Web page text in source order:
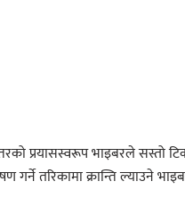
प्रयासस्वरूप भाइबरले सस्तो
गर्ने तरिकामा क्रान्ति ल्याउने